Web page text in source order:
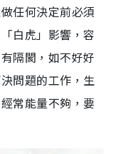
任何決定前必須
白虎」影響，容
隔閡，如不好好
問題的工作，生
常能量不夠，要